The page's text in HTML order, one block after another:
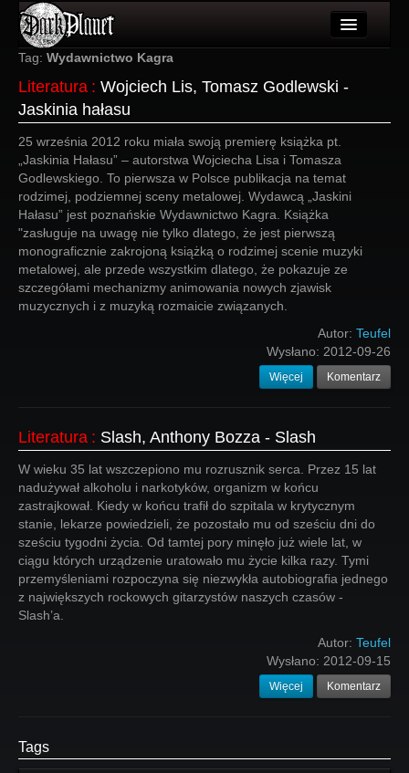
Artykuły
Użytkownicy
Wydarzenia
Galeria
Forum
Więcej
Login
Tag: Wydawnictwo Kagra
Literatura : Wojciech Lis, Tomasz Godlewski -
Jaskinia hałasu
25 września 2012 roku miała swoją premierę książka pt.
„Jaskinia Hałasu” – autorstwa Wojciecha Lisa i Tomasza
Godlewskiego. To pierwsza w Polsce publikacja na temat
rodzimej, podziemnej sceny metalowej. Wydawcą „Jaskini
Hałasu” jest poznańskie Wydawnictwo Kagra. Książka
"zasługuje na uwagę nie tylko dlatego, że jest pierwszą
monograficznie zakrojoną książką o rodzimej scenie muzyki
metalowej, ale przede wszystkim dlatego, że pokazuje ze
szczegółami mechanizmy animowania nowych zjawisk
muzycznych i z muzyką rozmaicie związanych.
Autor: Teufel
Wysłano: 2012-09-26
Więcej Komentarz
Literatura : Slash, Anthony Bozza - Slash
W wieku 35 lat wszczepiono mu rozrusznik serca. Przez 15 lat
nadużywał alkoholu i narkotyków, organizm w końcu
zastrajkował. Kiedy w końcu trafił do szpitala w krytycznym
stanie, lekarze powiedzieli, że pozostało mu od sześciu dni do
sześciu tygodni życia. Od tamtej pory minęło już wiele lat, w
ciągu których urządzenie uratowało mu życie kilka razy. Tymi
przemyśleniami rozpoczyna się niezwykła autobiografia jednego
z największych rockowych gitarzystów naszych czasów -
Slash’a.
Autor: Teufel
Wysłano: 2012-09-15
Więcej Komentarz
Tags